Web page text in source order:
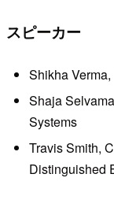
スピーカー
Shikha
Shaja
Systems
Travis Smith,
Distinguished